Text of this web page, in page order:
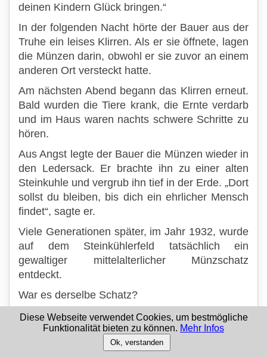
deinen Kindern Glück bringen.“
In der folgenden Nacht hörte der Bauer aus der
Truhe ein leises Klirren. Als er sie öffnete, lagen
die Münzen darin, obwohl er sie zuvor an einem
anderen Ort versteckt hatte.
Am nächsten Abend begann das Klirren erneut.
Bald wurden die Tiere krank, die Ernte verdarb
und im Haus waren nachts schwere Schritte zu
hören.
Aus Angst legte der Bauer die Münzen wieder in
den Ledersack. Er brachte ihn zu einer alten
Steinkuhle und vergrub ihn tief in der Erde. „Dort
sollst du bleiben, bis dich ein ehrlicher Mensch
findet“, sagte er.
Viele Generationen später, im Jahr 1932, wurde
auf dem Steinkühlerfeld tatsächlich ein
gewaltiger mittelalterlicher Münzschatz
entdeckt.
War es derselbe Schatz?
Oder entstand die Sage erst, nachdem die
Münzen gefunden worden waren? Das weiß
Diese Webseite verwendet Cookies, um bestmögliche
Funktionalität bieten zu können. Mehr Infos
Ok, verstanden